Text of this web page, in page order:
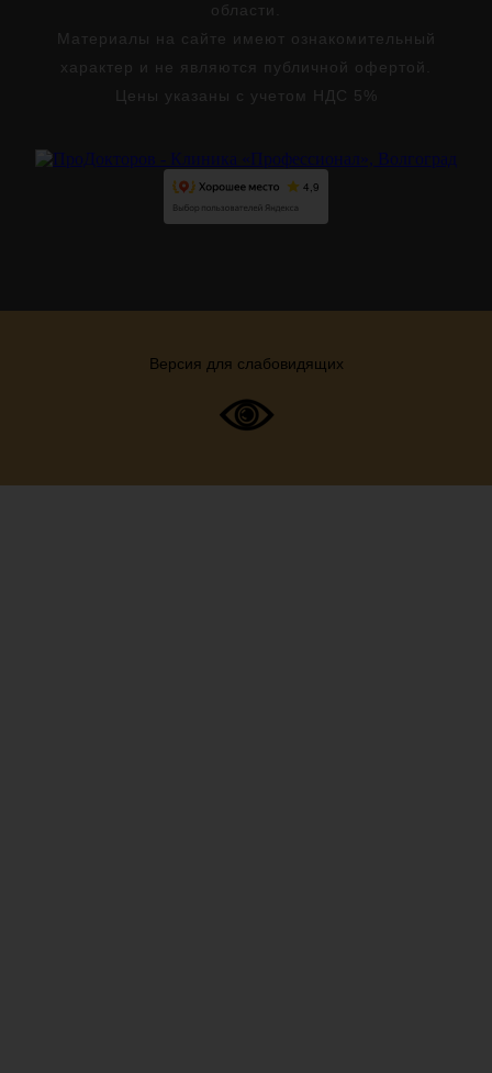
области.
Материалы на сайте имеют ознакомительный
характер и не являются публичной офертой.
Цены указаны с учетом НДС 5%
Версия для слабовидящих